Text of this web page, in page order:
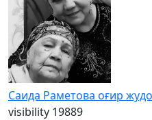
Саида Раметова оғир
visibility 19889